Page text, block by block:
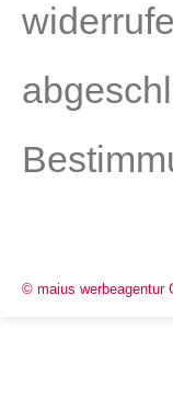
© maius werbeagentur